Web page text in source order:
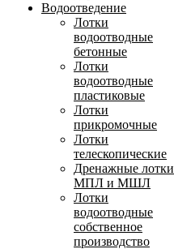
Водоотведение
Лотки
водоотводные
бетонные
Лотки
водоотводные
пластиковые
Лотки
прикромочные
Лотки
телескопические
Дренажные лотки
МПЛ и МШЛ
Лотки
водоотводные
собственное
производство